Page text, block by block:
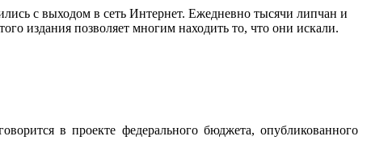
с выходом в сеть Интернет. Ежедневно тысячи липчан и
издания позволяет многим находить то, что они искали.
в проекте федерального бюджета, опубликованного